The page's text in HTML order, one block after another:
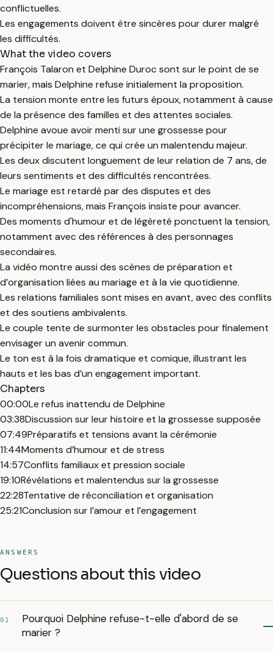
conflictuelles.
Les engagements doivent être sincères pour durer malgré
les difficultés.
What the video covers
François Talaron et Delphine Duroc sont sur le point de se
marier, mais Delphine refuse initialement la proposition.
La tension monte entre les futurs époux, notamment à cause
de la présence des familles et des attentes sociales.
Delphine avoue avoir menti sur une grossesse pour
précipiter le mariage, ce qui crée un malentendu majeur.
Les deux discutent longuement de leur relation de 7 ans, de
leurs sentiments et des difficultés rencontrées.
Le mariage est retardé par des disputes et des
incompréhensions, mais François insiste pour avancer.
Des moments d'humour et de légèreté ponctuent la tension,
notamment avec des références à des personnages
secondaires.
La vidéo montre aussi des scènes de préparation et
d’organisation liées au mariage et à la vie quotidienne.
Les relations familiales sont mises en avant, avec des conflits
et des soutiens ambivalents.
Le couple tente de surmonter les obstacles pour finalement
envisager un avenir commun.
Le ton est à la fois dramatique et comique, illustrant les
hauts et les bas d’un engagement important.
Chapters
00:00Le refus inattendu de Delphine
03:38Discussion sur leur histoire et la grossesse supposée
07:49Préparatifs et tensions avant la cérémonie
11:44Moments d’humour et de stress
14:57Conflits familiaux et pression sociale
19:10Révélations et malentendus sur la grossesse
22:28Tentative de réconciliation et organisation
25:21Conclusion sur l’amour et l’engagement
ANSWERS
Questions about this video
01
Pourquoi Delphine refuse-t-elle d'abord de se
marier ?